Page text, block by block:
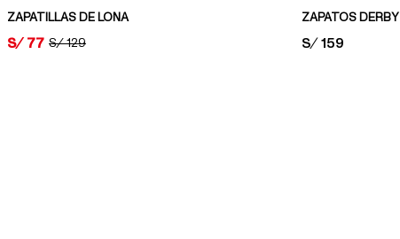
ZAPATILLAS DE LONA
ORIGINAL PRICE:
S/ 129
PRICE:
S/ 77
ZAPATOS DERBY
PRICE:
S/ 159